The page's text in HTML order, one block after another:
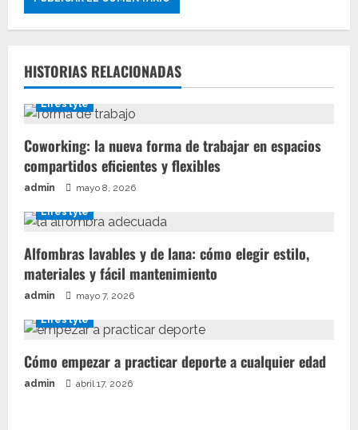
HISTORIAS RELACIONADAS
Lifestyle
Coworking: la nueva forma de trabajar en espacios
compartidos eficientes y flexibles
admin mayo 8, 2026
Lifestyle
Alfombras lavables y de lana: cómo elegir estilo,
materiales y fácil mantenimiento
admin mayo 7, 2026
Lifestyle
Cómo empezar a practicar deporte a cualquier edad
admin abril 17, 2026